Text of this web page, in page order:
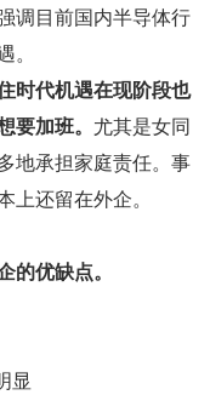
调目前国内半导体行
时代机遇在现阶段也
要加班。 尤其是女同
地承担家庭责任。事
还留在外企。
优缺点。
显